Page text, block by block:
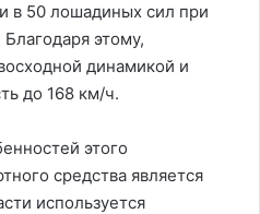
в 50 лошадиных сил при
этому,
динамикой и
до 168 км/ч.
этого
средства является
используется